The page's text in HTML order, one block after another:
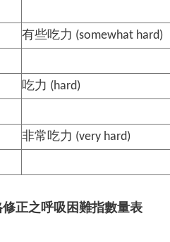
有些吃力 (somewhat hard)
吃力 (hard)
非常吃力 (very hard)
正之呼吸困難指數量表